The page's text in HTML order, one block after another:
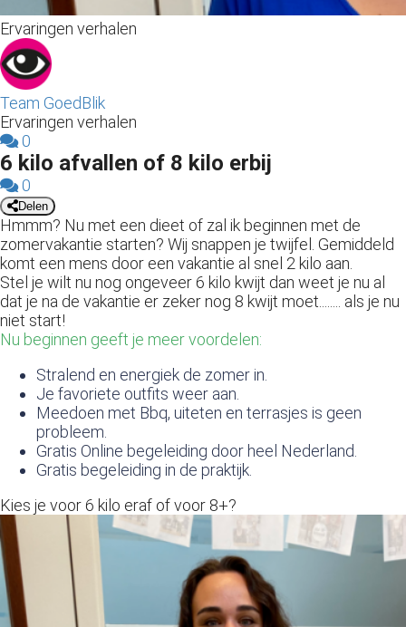
Ervaringen verhalen
Team GoedBlik
Ervaringen verhalen
0
6 kilo afvallen of 8 kilo erbij
0
Delen
Hmmm? Nu met een dieet of zal ik beginnen met de
zomervakantie starten? Wij snappen je twijfel. Gemiddeld
komt een mens door een vakantie al snel 2 kilo aan.
Stel je wilt nu nog ongeveer 6 kilo kwijt dan weet je nu al
dat je na de vakantie er zeker nog 8 kwijt moet........ als je nu
niet start!
Nu beginnen geeft je meer voordelen:
Stralend en energiek de zomer in.
Je favoriete outfits weer aan.
Meedoen met Bbq, uiteten en terrasjes is geen
probleem.
Gratis Online begeleiding door heel Nederland.
Gratis begeleiding in de praktijk.
Kies je voor 6 kilo eraf of voor 8+?
niet
worden
om
te
over
van
op
gebruikt
te
de
Hierdoor
website-
van